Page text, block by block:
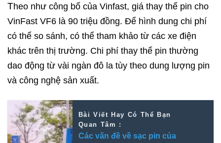
Theo như công bố của Vinfast, giá thay thế pin cho
VinFast VF6 là 90 triệu đồng. Để hình dung chi phí
có thể so sánh, có thể tham khảo từ các xe điện
khác trên thị trường. Chi phí thay thế pin thường
dao động từ vài ngàn đô la tùy theo dung lượng pin
và công nghệ sản xuất.
Bài Viết Hay Có Thể Bạn
Quan Tâm :
Các vấn đề về sạc pin của